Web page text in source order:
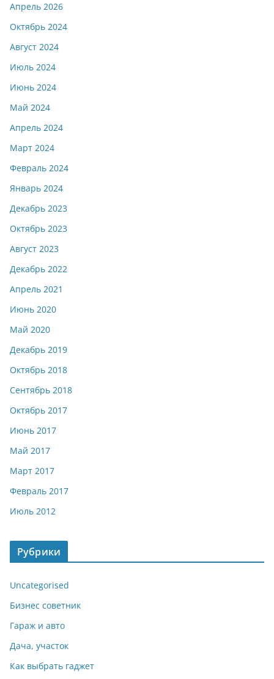
Апрель 2026
Октябрь 2024
Август 2024
Июль 2024
Июнь 2024
Май 2024
Апрель 2024
Март 2024
Февраль 2024
Январь 2024
Декабрь 2023
Октябрь 2023
Август 2023
Декабрь 2022
Апрель 2021
Июнь 2020
Май 2020
Декабрь 2019
Октябрь 2018
Сентябрь 2018
Октябрь 2017
Июнь 2017
Май 2017
Март 2017
Февраль 2017
Июль 2012
Рубрики
Uncategorised
Бизнес советник
Гараж и авто
Дача, участок
Как выбрать гаджет